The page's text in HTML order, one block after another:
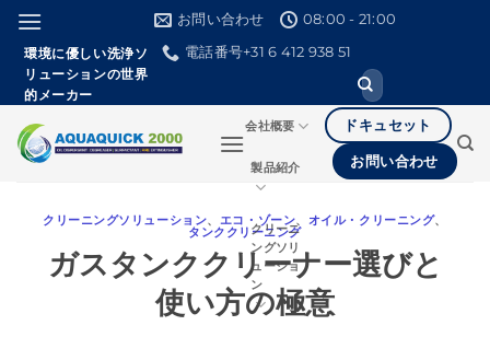
環境に優しい洗浄ソ
リューションの世界
的メーカー
お問い合わせ
08:00 - 21:00
電話番号+31 6 412 938 51
検
索
て
く
だ
会社概要
製品紹介
クリーニ
ングソリ
ューショ
ン
ドキュセット
お問い合わせ
クリーニングソリューション、 エコ・ゾーン、 オイル・クリーニング、
タンククリーニング
ガスタンククリーナー選びと
使い方の極意